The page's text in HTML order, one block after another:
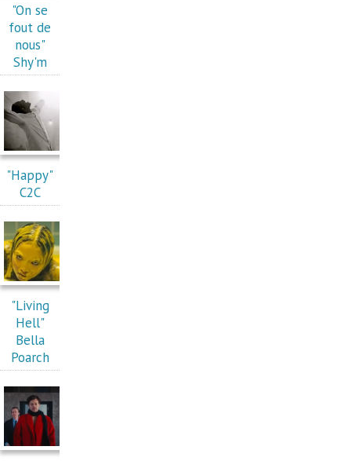
"On se
fout de
nous"
Shy'm
"Happy"
C2C
"Living
Hell"
Bella
Poarch